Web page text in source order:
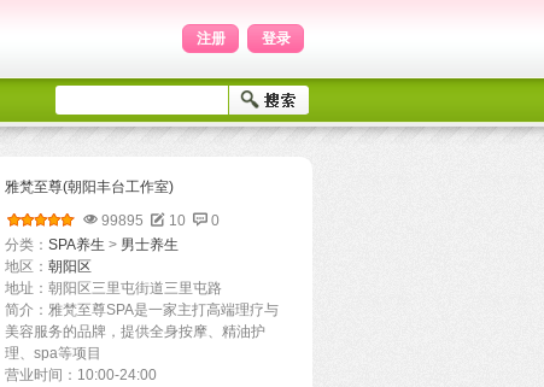
注册 登录
雅梵至尊(朝阳丰台工作室)
99895
10
0
分类： SPA养生 > 男士养生
地区： 朝阳区
地址：朝阳区三里屯街道三里屯路
简介：雅梵至尊SPA‌是一家主打高端理疗与
美容服务的品牌，提供全身按摩、精油护
理、spa等项目
营业时间：10:00-24:00